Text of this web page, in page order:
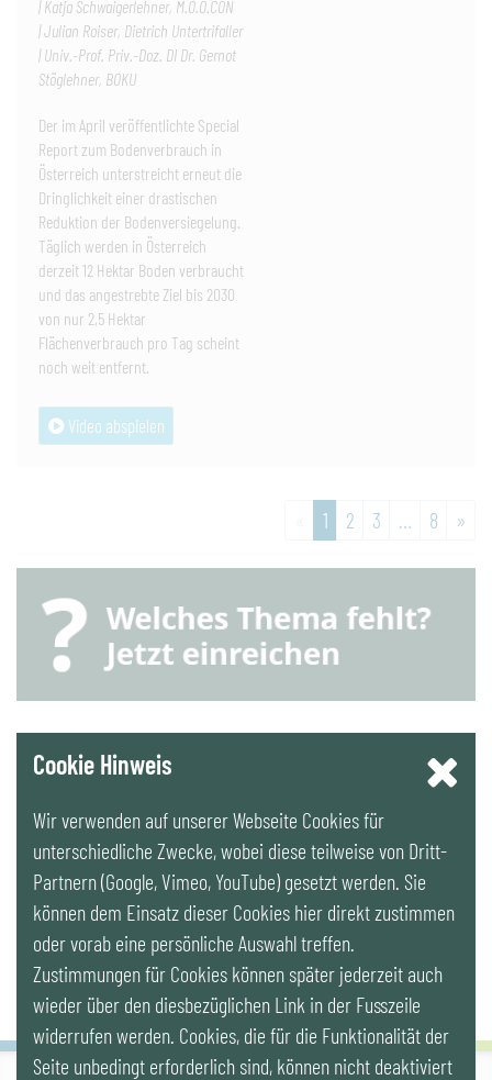
| Katja Schwaigerlehner, M.O.O.CON
| Julian Roiser, Dietrich Untertrifaller
| Univ.-Prof. Priv.-Doz. DI Dr. Gernot
Stöglehner, BOKU
Der im April veröffentlichte Special
Report zum Bodenverbrauch in
Österreich unterstreicht erneut die
Dringlichkeit einer drastischen
Reduktion der Bodenversiegelung.
Täglich werden in Österreich
derzeit 12 Hektar Boden verbraucht
und das angestrebte Ziel bis 2030
von nur 2,5 Hektar
Flächenverbrauch pro Tag scheint
noch weit entfernt.
Video abspielen
1 2 3 8 »
YouTube
LinkedIn
Newsletter
Cookie Hinweis
Wir verwenden auf unserer Webseite Cookies für
unterschiedliche Zwecke, wobei diese teilweise von Dritt-
Partnern (Google, Vimeo, YouTube) gesetzt werden. Sie
können dem Einsatz dieser Cookies hier direkt zustimmen
oder vorab eine persönliche Auswahl treffen.
Zustimmungen für Cookies können später jederzeit auch
wieder über den diesbezüglichen Link in der Fusszeile
widerrufen werden. Cookies, die für die Funktionalität der
Seite unbedingt erforderlich sind, können nicht deaktiviert